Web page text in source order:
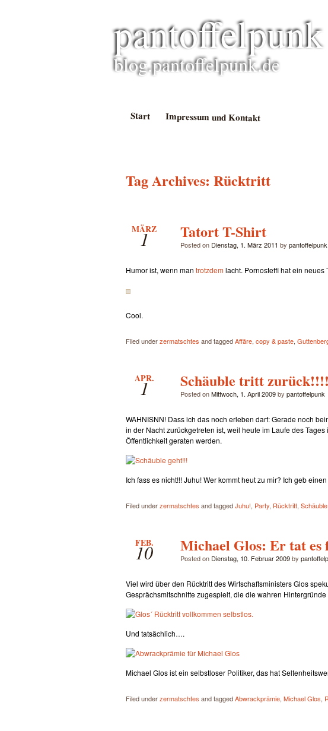
pantoffelpunk
blog.pantoffelpunk.de
Start Impressum und Kontakt
Tag Archives: Rücktritt
MÄRZ
1 Tatort T-Shirt
Posted on Dienstag, 1. März 2011 by pantoffelpunk
Humor ist, wenn man trotzdemlacht. Pornosteffi hat ein neues
Cool.
Filed underzermatschtes and taggedAffäre, copy & paste,
APR.
1 Schäuble tritt
Posted onMittwoch, 1. April 2009by pantoffelpunk
WAHNISNN! Dass ich das noch erleben darf: Gerade noch
in der Nacht zurückgetreten ist, weil heute im Laufe des
Öffentlichkeit geraten werden.
Ich fass es nicht!!! Juhu! Wer kommt heut zu mir? Ich geb
Filed underzermatschtes and taggedJuhu!, Party, Rücktritt, Schäuble
FEB.
10 Michael Glos: Er tat es
Posted on Dienstag, 10. Februar 2009by
Viel wird über den Rücktritt des Wirtschaftsministers Glos
Gesprächsmitschnitte zugespielt, die die wahren
Und tatsächlich….
Michael Glos ist ein selbstloser Politiker, das hat
Filed underzermatschtes and taggedAbwrackprämie, Michael Glos,